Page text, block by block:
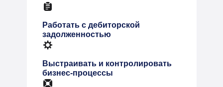
Работать с дебиторской
задолженностью
Выстраивать и контролировать
бизнес-процессы